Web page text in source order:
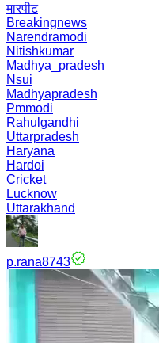
मारपीट
Breakingnews
Narendramodi
Nitishkumar
Madhya_pradesh
Nsui
Madhyapradesh
Pmmodi
Rahulgandhi
Uttarpradesh
Haryana
Hardoi
Cricket
Lucknow
Uttarakhand
p.rana8743